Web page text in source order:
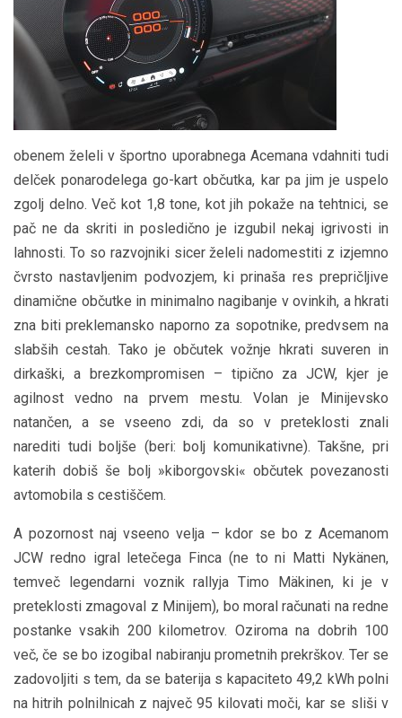
obenem želeli v športno uporabnega Acemana vdahniti tudi
delček ponarodelega go-kart občutka, kar pa jim je uspelo
zgolj delno. Več kot 1,8 tone, kot jih pokaže na tehtnici, se
pač ne da skriti in posledično je izgubil nekaj igrivosti in
lahnosti. To so razvojniki sicer želeli nadomestiti z izjemno
čvrsto nastavljenim podvozjem, ki prinaša res prepričljive
dinamične občutke in minimalno nagibanje v ovinkih, a hkrati
zna biti preklemansko naporno za sopotnike, predvsem na
slabših cestah. Tako je občutek vožnje hkrati suveren in
dirkaški, a brezkompromisen – tipično za JCW, kjer je
agilnost vedno na prvem mestu. Volan je Minijevsko
natančen, a se vseeno zdi, da so v preteklosti znali
narediti tudi boljše (beri: bolj komunikativne). Takšne, pri
katerih dobiš še bolj »kiborgovski« občutek povezanosti
avtomobila s cestiščem.
A pozornost naj vseeno velja – kdor se bo z Acemanom
JCW redno igral letečega Finca (ne to ni Matti Nykänen,
temveč legendarni voznik rallyja Timo Mäkinen, ki je v
preteklosti zmagoval z Minijem), bo moral računati na redne
postanke vsakih 200 kilometrov. Oziroma na dobrih 100
več, če se bo izogibal nabiranju prometnih prekrškov. Ter se
zadovoljiti s tem, da se baterija s kapaciteto 49,2 kWh polni
na hitrih polnilnicah z največ 95 kilovati moči, kar se sliši v